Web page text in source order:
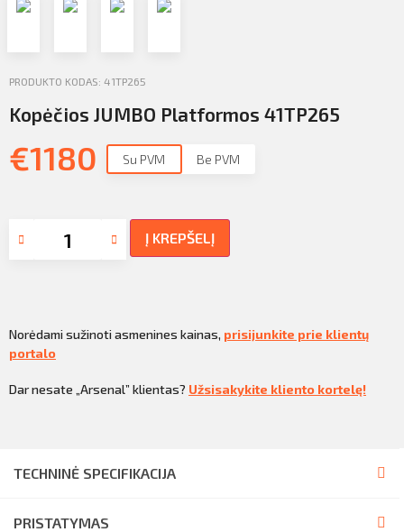
Kontaktai
PRODUKTO KODAS: 41TP265
Kopėčios JUMBO Platformos 41TP265
€1180 Su PVM Be PVM
Į KREPŠELĮ
Norėdami sužinoti asmenines kainas, prisijunkite prie klientų
portalo
Dar nesate „Arsenal” klientas? Užsisakykite kliento kortelę!
TECHNINĖ SPECIFIKACIJA
PRISTATYMAS